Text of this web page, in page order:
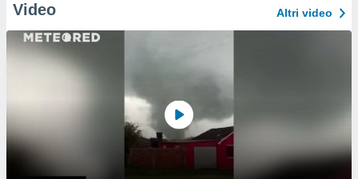
Video Altri video